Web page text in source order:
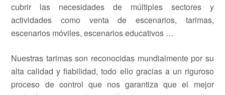
cubrir las necesidades de múltiples sectores y
actividades como venta de escenarios, tarimas,
escenarios móviles, escenarios educativos …
Nuestras tarimas son reconocidas mundialmente por su
alta calidad y fiabilidad, todo ello gracias a un riguroso
proceso de control que nos garantiza que el mejor